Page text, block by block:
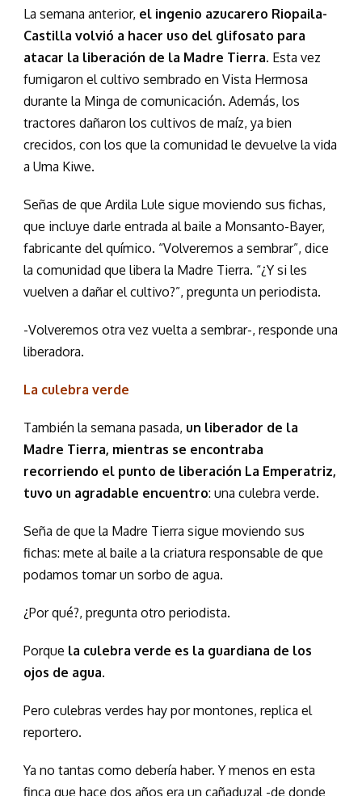
La semana anterior, el ingenio azucarero Riopaila-
Castilla volvió a hacer uso del glifosato para
atacar la liberación de la Madre Tierra. Esta vez
fumigaron el cultivo sembrado en Vista Hermosa
durante la Minga de comunicación. Además, los
tractores dañaron los cultivos de maíz, ya bien
crecidos, con los que la comunidad le devuelve la vida
a Uma Kiwe.
Señas de que Ardila Lule sigue moviendo sus fichas,
que incluye darle entrada al baile a Monsanto-Bayer,
fabricante del químico. “Volveremos a sembrar”, dice
la comunidad que libera la Madre Tierra. “¿Y si les
vuelven a dañar el cultivo?”, pregunta un periodista.
-Volveremos otra vez vuelta a sembrar-, responde una
liberadora.
La culebra verde
También la semana pasada, un liberador de la
Madre Tierra, mientras se encontraba
recorriendo el punto de liberación La Emperatriz,
tuvo un agradable encuentro: una culebra verde.
Seña de que la Madre Tierra sigue moviendo sus
fichas: mete al baile a la criatura responsable de que
podamos tomar un sorbo de agua.
¿Por qué?, pregunta otro periodista.
Porque la culebra verde es la guardiana de los
ojos de agua.
Pero culebras verdes hay por montones, replica el
reportero.
Ya no tantas como debería haber. Y menos en esta
finca que hace dos años era un cañaduzal -de donde